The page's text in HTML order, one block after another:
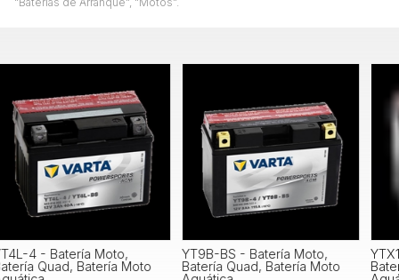
YT9B-BS - Batería Moto,
Batería Quad, Batería Moto
YTX12-BS - Batería Moto,
Batería Quad, Batería Moto